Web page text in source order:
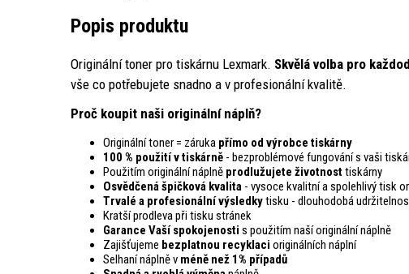
Popis produktu
Originální toner pro tiskárnu Lexmark. Skvělá volba pro
vše co potřebujete snadno a v profesionální kvalitě.
Proč koupit naši originální náplň?
Originální toner = záruka přímo od výrobce tiskárny
100 % použití v tiskárně - bezproblémové fungování s vaši
Použitím originální náplně prodlužujete životnosttiskárny
Osvědčená špičková kvalita - vysoce kvalitní a spolehlivý tisk
Trvalé a profesionální výsledkytisku - dlouhodobá
Kratší prodleva při tisku stránek
Garance Vaší spokojenosti s použitím naší originální náplně
Zajišťujeme bezplatnou recyklaci originálních náplní
Selhaní náplně v méně než 1% případů